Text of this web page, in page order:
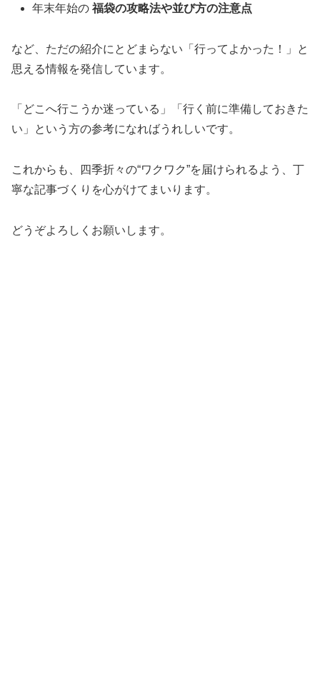
年末年始の福袋の攻略法や並び方の注意点
など、ただの紹介にとどまらない「行ってよかった！」と
思える情報を発信しています。
「どこへ行こうか迷っている」「行く前に準備しておきた
い」という方の参考になればうれしいです。
これからも、四季折々の“ワクワク”を届けられるよう、丁
寧な記事づくりを心がけてまいります。
どうぞよろしくお願いします。